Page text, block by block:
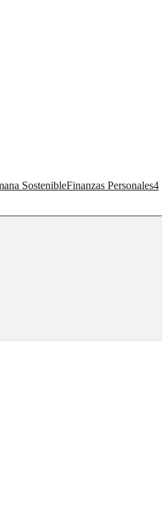
SostenibleFinanzas Personales4